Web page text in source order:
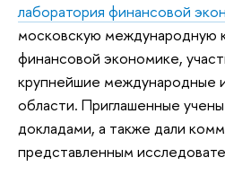
лаборатория финансовой
московскую международную
финансовой экономике,
крупнейшие международные
области. Приглашенные
докладами, а также дали
представленным